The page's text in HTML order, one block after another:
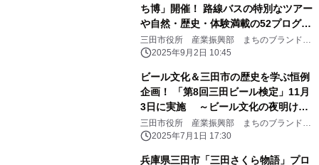
ち博」開催！ 路線バスの特別なツアー
や自然・歴史・体験満載の52プログラ
ム！
三田市役所 産業振興部 まちのブランド観
光課2025年9月2日 10:45
ビール文化＆三田市の歴史を学ぶ恒例
企画！ 「第8回三田ビール検定」11月
3日に実施 ～ビール文化の夜明けに
乾杯！！～
三田市役所 産業振興部 まちのブランド観
光課2025年7月1日 17:30
兵庫県三田市「三田さくら物語」プロ